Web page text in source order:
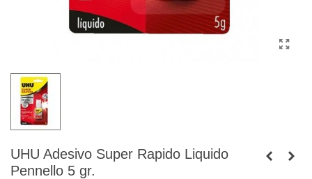
UHU Adesivo Super Rapido Liquido
Pennello 5 gr.